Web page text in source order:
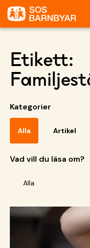
Etikett:
Kategorier
Alla Artikel
Vad vill du läsa om?